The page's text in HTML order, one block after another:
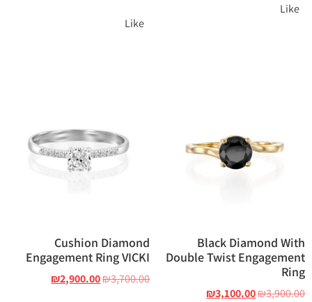
Like
Like
Black Diamond With
Double Twist Engagement
Ring
₪3,900.00
₪3,100.00
Cushion Diamond
Engagement Ring VICKI
₪3,700.00
₪2,900.00